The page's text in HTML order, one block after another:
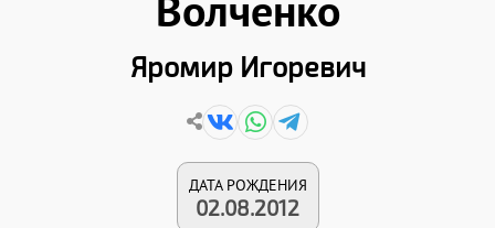
Яромир Игоревич
ДАТА РОЖДЕНИЯ
02.08.2012